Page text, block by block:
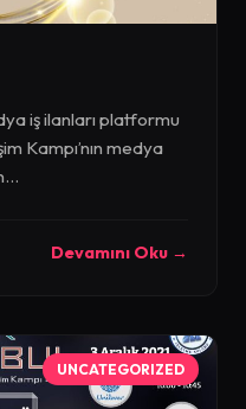
iş ilanları platformu
Kampı’nın medya
Devamını Oku →
UNCATEGORIZED